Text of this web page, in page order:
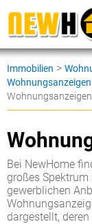
Immobilien >
Bei NewHome
großes
gewerblichen
dargestellt,